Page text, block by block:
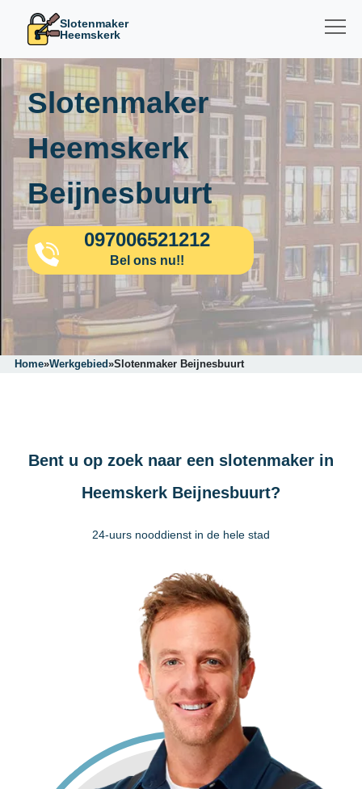
Slotenmaker
Heemskerk
Slotenmaker
Heemskerk
Beijnesbuurt
097006521212
Bel ons nu!!
Home»Werkgebied»Slotenmaker Beijnesbuurt
Bent u op zoek naar een slotenmaker in
Heemskerk Beijnesbuurt?
24-uurs nooddienst in de hele stad